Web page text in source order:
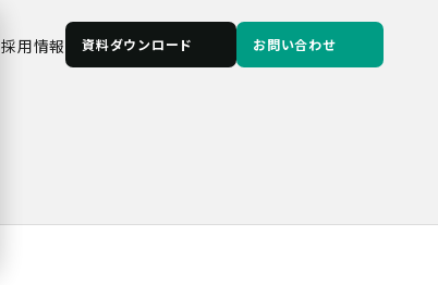
採用情報 資料ダウンロード お問い合わせ